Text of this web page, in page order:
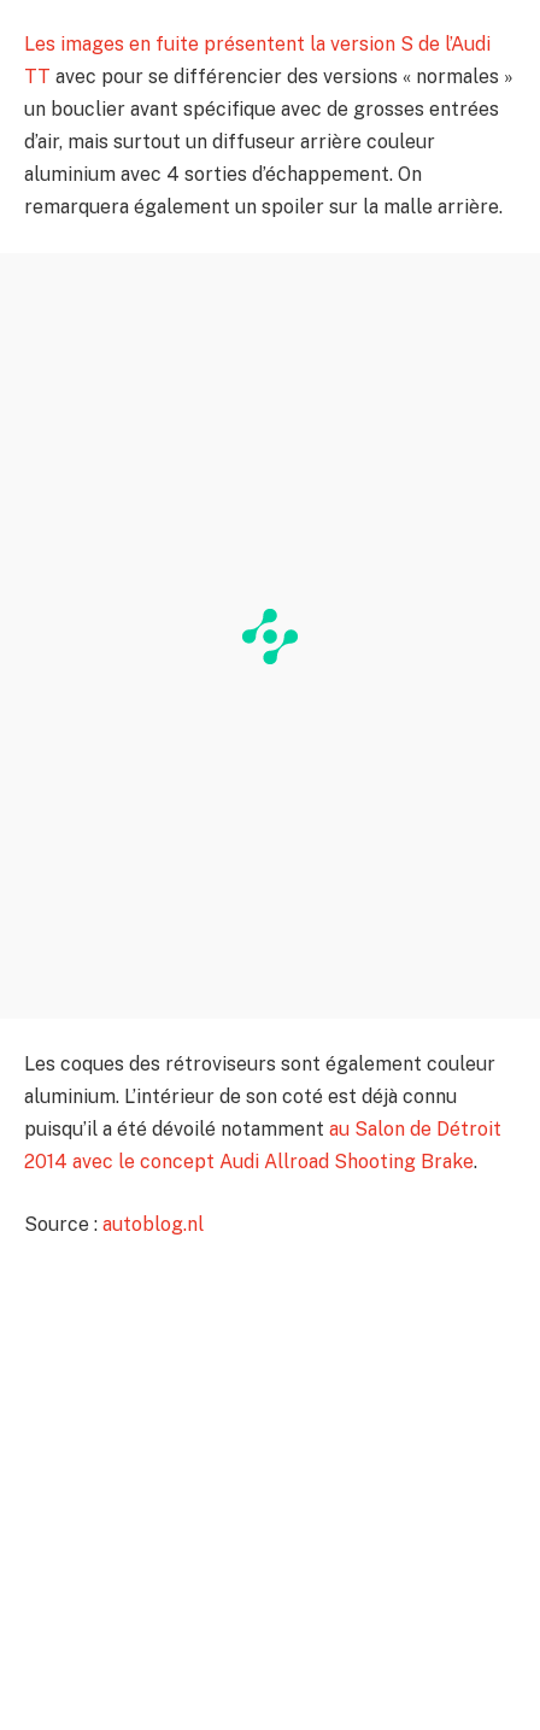
Les images en fuite présentent la version S de l’Audi
TT avec pour se différencier des versions « normales »
un bouclier avant spécifique avec de grosses entrées
d’air, mais surtout un diffuseur arrière couleur
aluminium avec 4 sorties d’échappement. On
remarquera également un spoiler sur la malle arrière.
Les coques des rétroviseurs sont également couleur
aluminium. L’intérieur de son coté est déjà connu
puisqu’il a été dévoilé notamment au Salon de Détroit
2014 avec le concept Audi Allroad Shooting Brake.
Source : autoblog.nl